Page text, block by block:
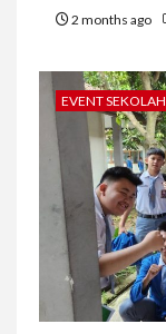
2 months ago
EVENT SEKOLAH